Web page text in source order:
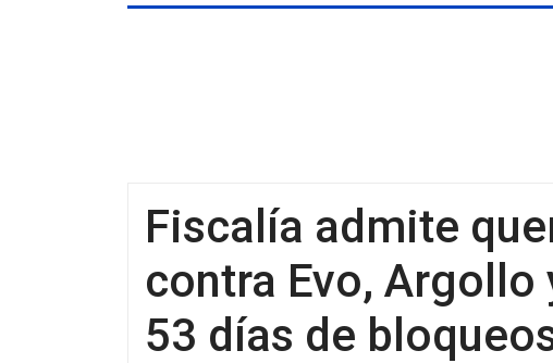
Fiscalía admite
contra Evo, Argollo
53 días de